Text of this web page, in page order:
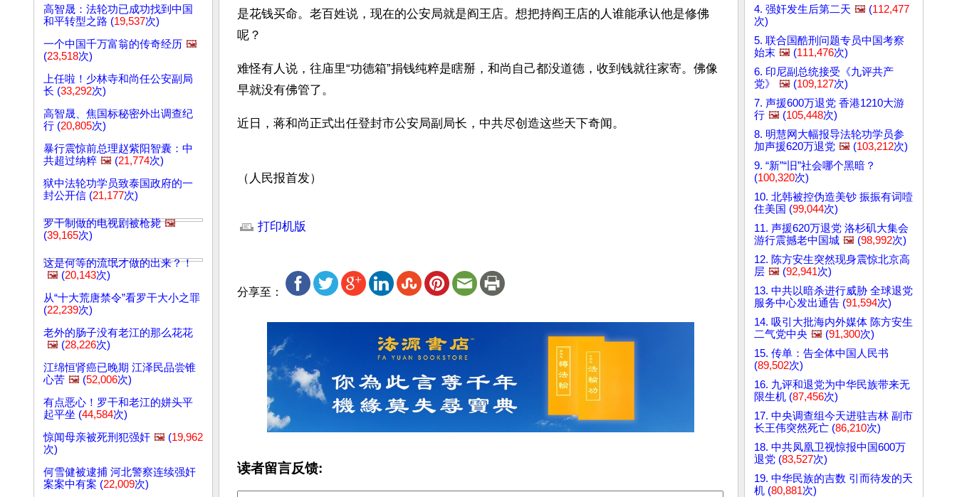
高智晟：法轮功已成功找到中国
和平转型之路 (19,537次)
一个中国千万富翁的传奇经历 🖼️
(23,518次)
上任啦！少林寺和尚任公安副局
长 (33,292次)
高智晟、焦国标秘密外出调查纪
行 (20,805次)
暴行震惊前总理赵紫阳智囊：中
共超过纳粹 🖼️ (21,774次)
狱中法轮功学员致泰国政府的一
封公开信 (21,177次)
罗干制做的电视剧被枪毙 🖼️
(39,165次)
这是何等的流氓才做的出来？！
🖼️ (20,143次)
从“十大荒唐禁令”看罗干大小之罪
(22,239次)
老外的肠子没有老江的那么花花
🖼️ (28,226次)
江绵恒肾癌已晚期 江泽民品尝锥
心苦 🖼️ (52,006次)
有点恶心！罗干和老江的姘头平
起平坐 (44,584次)
惊闻母亲被死刑犯强奸 🖼️ (19,962
次)
何雪健被逮捕 河北警察连续强奸
案案中有案 (22,009次)
是花钱买命。老百姓说，现在的公安局就是阎王店。想把持阎王店的人谁能承认他是修佛
呢？
难怪有人说，往庙里“功德箱”捐钱纯粹是瞎掰，和尚自己都没道德，收到钱就往家寄。佛像
早就没有佛管了。
近日，蒋和尚正式出任登封市公安局副局长，中共尽创造这些天下奇闻。
（人民报首发）
打印机版
分享至：
读者留言反馈:
4. 强奸发生后第二天 🖼️ (112,477
次)
5. 联合国酷刑问题专员中国考察
始末 🖼️ (111,476次)
6. 印尼副总统接受《九评共产
党》
🖼️ (109,127次)
7. 声援600万退党 香港1210大游
行 🖼️ (105,448次)
8. 明慧网大幅报导法轮功学员参
加声援620万退党 🖼️ (103,212次)
9. “新”“旧”社会哪个黑暗？
(100,320次)
10. 北韩被控伪造美钞 振振有词噎
住美国 (99,044次)
11. 声援620万退党 洛杉矶大集会
游行震撼老中国城 🖼️ (98,992次)
12. 陈方安生突然现身震惊北京高
层 🖼️ (92,941次)
13. 中共以暗杀进行威胁 全球退党
服务中心发出通告 (91,594次)
14. 吸引大批海内外媒体 陈方安生
二气党中央 🖼️ (91,300次)
15. 传单：告全体中国人民书
(89,502次)
16. 九评和退党为中华民族带来无
限生机 (87,456次)
17. 中央调查组今天进驻吉林 副市
长王伟突然死亡 (86,210次)
18. 中共凤凰卫视惊报中国600万
退党 (83,527次)
19. 中华民族的吉数 引而待发的天
机 (80,881次)